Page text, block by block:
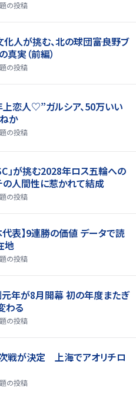
の投稿
化人が挑む、北の球団――富良野ブ
真実（前編）
の投稿
恋人♡”ガルシア、50万いい
か
の投稿
」が挑む2028年ロス五輪への
の人間性に惹かれて結成
の投稿
代表】9連勝の価値 データで読
地
の投稿
元年が8月開幕 初の年度またぎ
わる
の投稿
次戦が決定 上海でアオリチロ
の投稿